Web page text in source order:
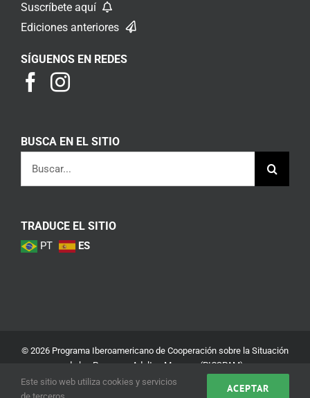
Suscríbete aquí
Ediciones anteriores
SÍGUENOS EN REDES
BUSCA EN EL SITIO
TRADUCE EL SITIO
PT ES
© 2026 Programa Iberoamericano de Cooperación sobre la Situación
de las Personas Adultas Mayores (PICSPAM)
Aviso Legal Política de Privacidad y Seguridad
Este sitio web utiliza cookies y servicios
de terceros.
ACEPTAR